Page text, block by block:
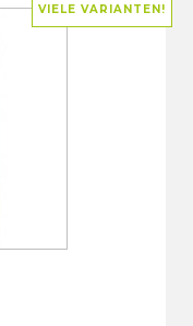
VIELE VARIANTEN!